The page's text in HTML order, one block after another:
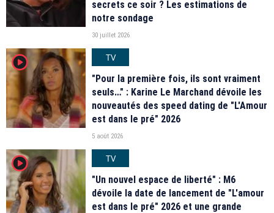
secrets ce soir ? Les estimations de
notre sondage
30 juillet 2026
player2
TV
"Pour la première fois, ils sont vraiment
seuls…" : Karine Le Marchand dévoile les
nouveautés des speed dating de "L'Amour
est dans le pré" 2026
5 août 2026
player2
TV
"Un nouvel espace de liberté" : M6
dévoile la date de lancement de "L'amour
est dans le pré" 2026 et une grande